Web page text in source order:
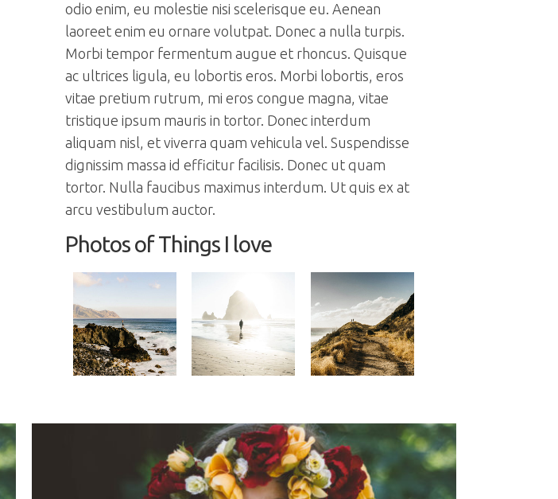
odio enim, eu molestie nisi scelerisque eu. Aenean
laoreet enim eu ornare volutpat. Donec a nulla turpis.
Morbi tempor fermentum augue et rhoncus. Quisque
ac ultrices ligula, eu lobortis eros. Morbi lobortis, eros
vitae pretium rutrum, mi eros congue magna, vitae
tristique ipsum mauris in tortor. Donec interdum
aliquam nisl, et viverra quam vehicula vel. Suspendisse
dignissim massa id efficitur facilisis. Donec ut quam
tortor. Nulla faucibus maximus interdum. Ut quis ex at
arcu vestibulum auctor.
Photos of Things I love